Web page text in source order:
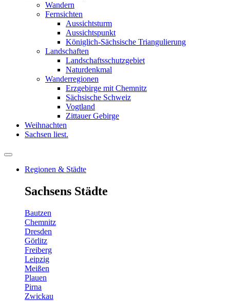
Wandern
Fernsichten
Aussichtsturm
Aussichtspunkt
Königlich-Sächsische Triangulierung
Landschaften
Landschaftsschutzgebiet
Naturdenkmal
Wanderregionen
Erzgebirge mit Chemnitz
Sächsische Schweiz
Vogtland
Zittauer Gebirge
Weihnachten
Sachsen liest.
Regionen & Städte
Sachsens Städte
Bautzen
Chemnitz
Dresden
Görlitz
Freiberg
Leipzig
Meißen
Plauen
Pirna
Zwickau